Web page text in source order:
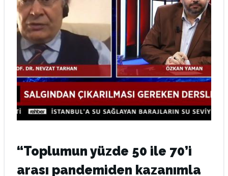
“Toplumun yüzde 50 ile 70’i
arası pandemiden kazanımla